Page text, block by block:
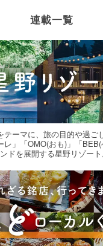
連載一覧
テーマに、旅の目的や過
レ」「OMO(おも)」「
ドを展開する星野リゾー